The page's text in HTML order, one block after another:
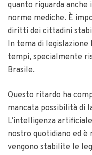
quanto riguarda
norme mediche. È
diritti dei cittadini
In tema di
tempi, specialmente
Brasile.
Questo ritardo ha
mancata possibilità di
L’intelligenza
nostro quotidiano ed è
vengono stabilite le